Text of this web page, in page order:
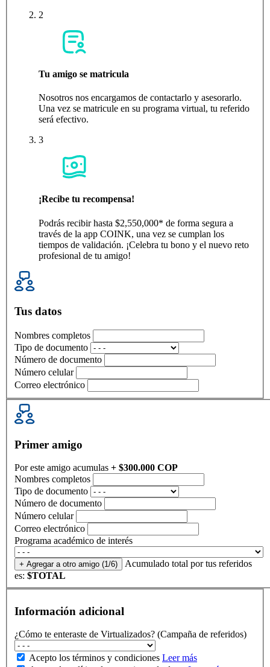
2
Tu amigo se matricula
Nosotros nos encargamos de contactarlo y asesorarlo.
Una vez se matricule en su programa virtual, tu referido
será efectivo.
3
¡Recibe tu recompensa!
Podrás recibir hasta $2,550,000* de forma segura a
través de la app COINK, una vez se cumplan los
tiempos de validación. ¡Celebra tu bono y el nuevo reto
profesional de tu amigo!
Tus datos
Nombres completos
Tipo de documento
Número de documento
Número celular
Correo electrónico
Primer amigo
Por este amigo acumulas + $300.000 COP
Nombres completos
Tipo de documento
Número de documento
Número celular
Correo electrónico
Programa académico de interés
+ Agregar a otro amigo (1/6)
Acumulado total por tus referidos
es: $TOTAL
Información adicional
¿Cómo te enteraste de Virtualizados? (Campaña de referidos)
Acepto los términos y condiciones Leer más